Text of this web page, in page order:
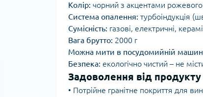
Колір: чорний з акцентами рожевого
Система опалення: турбоіндукція
Сумісність: газові, електричні,
Вага брутто: 2000 г
Можна мити в посудомийній
Безпека: екологічно чистий – не
Задоволення від продукту
• Потрійне гранітне покриття для